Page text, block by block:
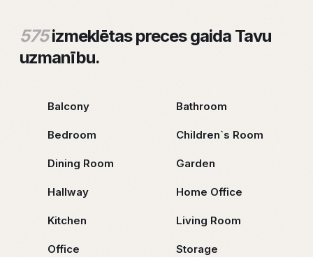
575izmeklētas preces gaida Tavu
uzmanību.
Balcony Bathroom
Bedroom Children`s Room
Dining Room Garden
Hallway Home Office
Kitchen Living Room
Office Storage